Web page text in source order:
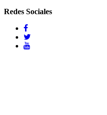
Redes Sociales